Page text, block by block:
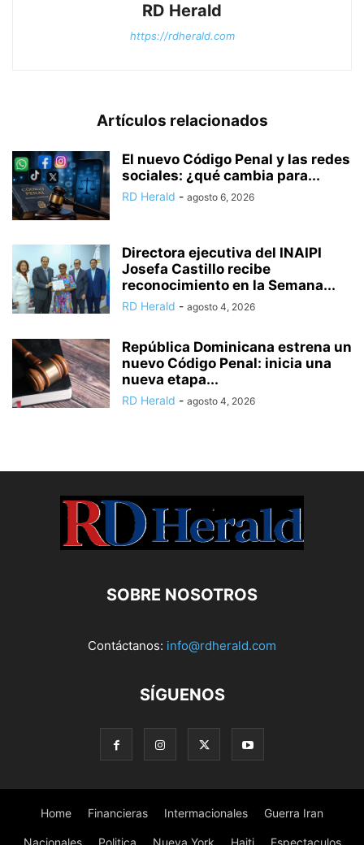
RD Herald
https://rdherald.com
Artículos relacionados
El nuevo Código Penal y las redes
sociales: ¿qué cambia para...
RD Herald - agosto 6, 2026
Directora ejecutiva del INAIPI
Josefa Castillo recibe
reconocimiento en la Semana...
RD Herald - agosto 4, 2026
República Dominicana estrena un
nuevo Código Penal: inicia una
nueva etapa...
RD Herald - agosto 4, 2026
SOBRE NOSOTROS
Contáctanos: info@rdherald.com
SÍGUENOS
Home Financieras Intermacionales Guerra Iran